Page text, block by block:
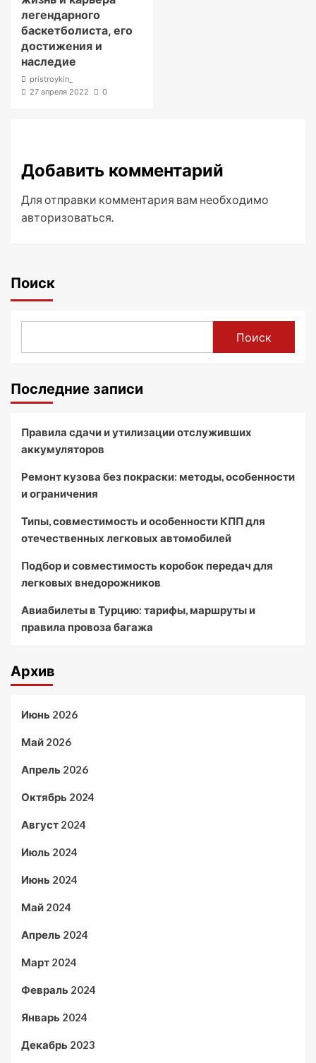
легендарного
баскетболиста, его
достижения и
наследие
pristroykin_
27 апреля 2022
0
Добавить комментарий
Для отправки комментария вам необходимо
авторизоваться.
Поиск
Поиск
Последние записи
Правила сдачи и утилизации отслуживших
аккумуляторов
Ремонт кузова без покраски: методы, особенности
и ограничения
Типы, совместимость и особенности КПП для
отечественных легковых автомобилей
Подбор и совместимость коробок передач для
легковых внедорожников
Авиабилеты в Турцию: тарифы, маршруты и
правила провоза багажа
Архив
Июнь 2026
Май 2026
Апрель 2026
Октябрь 2024
Август 2024
Июль 2024
Июнь 2024
Май 2024
Апрель 2024
Март 2024
Февраль 2024
Январь 2024
Декабрь 2023